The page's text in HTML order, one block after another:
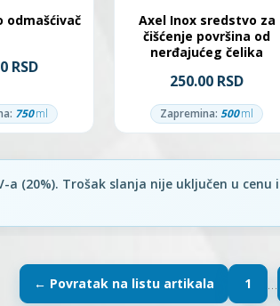
odmašćivač
RSD
750ml
Axel Inox sredstvo za
čišćenje površina od
nerđajućeg čelika
250.00 RSD
Zapremina: 500ml
1 …